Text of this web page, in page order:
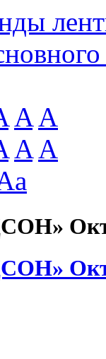
A A
A A